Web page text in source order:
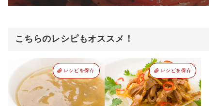
こちらのレシピもオススメ！
レシピを保存 レシピを保存